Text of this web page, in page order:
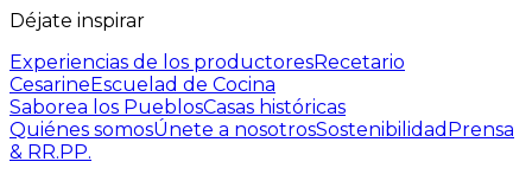
Déjate inspirar
Experiencias de los productoresRecetario
CesarineEscuelad de Cocina
Saborea los PueblosCasas históricas
Quiénes somosÚnete a nosotrosSostenibilidad Prensa
& RR.PP.